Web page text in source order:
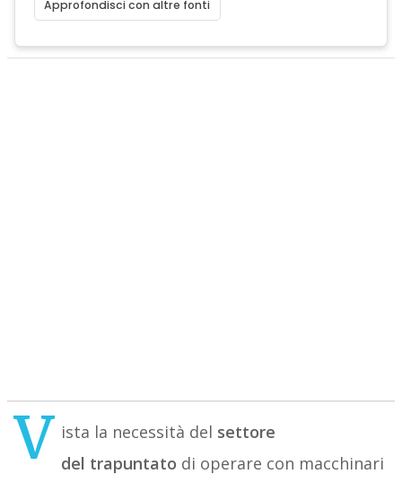
Approfondisci con altre fonti
V ista la necessità del settore
del trapuntato di operare con macchinari